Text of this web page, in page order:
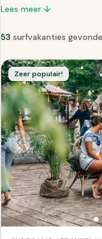
Lees meer ↓
53 surfvakanties
Zeer populair!